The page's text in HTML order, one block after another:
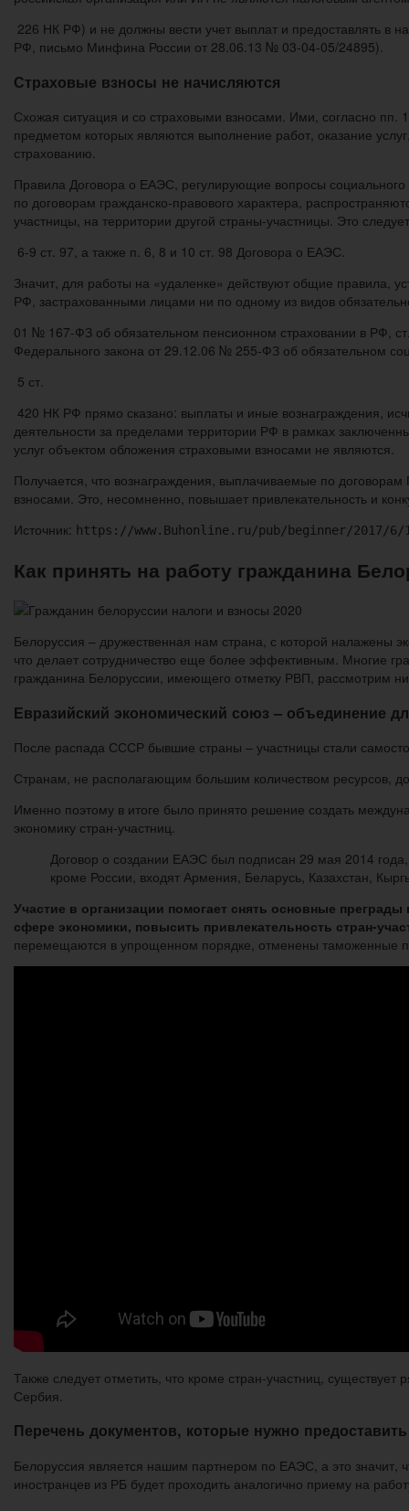
226 НК РФ) и не должны вести учет выплат и предоставлять в
РФ, письмо Минфина России от 28.06.13 № 03-04-05/24895).
Страховые взносы не начисляются
Схожая ситуация и со страховыми взносами. Ими, согласно
предметом которых являются выполнение работ, оказание
страхованию.
Правила Договора о ЕАЭС, регулирующие вопросы социального
по договорам гражданско-правового характера,
участницы, на территории другой страны-участницы. Это
6-9 ст. 97, а также п. 6, 8 и 10 ст. 98 Договора о ЕАЭС.
Значит, для работы на «удаленке» действуют общие правила,
РФ, застрахованными лицами ни по одному из видов
01 № 167-ФЗ об обязательном пенсионном страховании в РФ,
Федерального закона от 29.12.06 № 255-ФЗ об обязательном
5 ст.
420 НК РФ прямо сказано: выплаты и иные вознаграждения,
деятельности за пределами территории РФ в рамках
услуг объектом обложения страховыми взносами не являются.
Получается, что вознаграждения, выплачиваемые по
взносами. Это, несомненно, повышает привлекательность и
Источник: https://www.Buhonline.ru/pub/beginner/2017/6/
Как принять на работу гражданина
Белоруссия – дружественная нам страна, с которой налажены
что делает сотрудничество еще более эффективным. Многие
гражданина Белоруссии, имеющего отметку РВП, рассмотрим
Евразийский экономический союз – объединение
После распада СССР бывшие страны – участницы стали
Странам, не располагающим большим количеством ресурсов,
Именно поэтому в итоге было принято решение создать
экономику стран-участниц.
Договор о создании ЕАЭС был подписан 29 мая 2014
кроме России, входят Армения, Беларусь, Казахстан,
Участие в организации помогает снять основные
сфере экономики, повысить привлекательность стран-
перемещаются в упрощенном порядке, отменены таможенные
Также следует отметить, что кроме стран-участниц,
Сербия.
Перечень документов, которые нужно
Белоруссия является нашим партнером по ЕАЭС, а это значит,
иностранцев из РБ будет проходить аналогично приему на